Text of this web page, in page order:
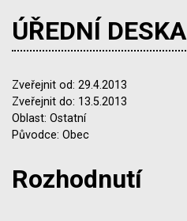
ÚŘEDNÍ DESKA
Zveřejnit od: 29.4.2013
Zveřejnit do: 13.5.2013
Oblast: Ostatní
Původce: Obec
Rozhodnutí